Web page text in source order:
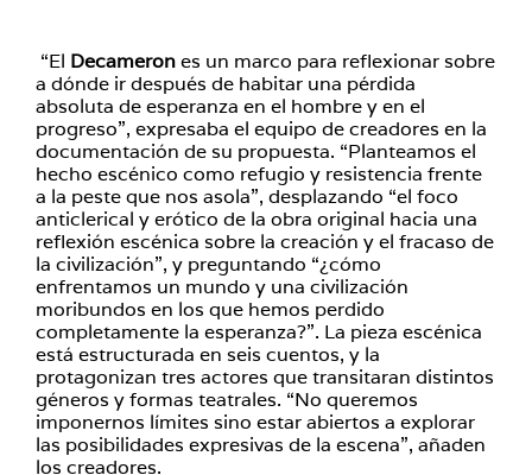
“El Decamerones un marco para reflexionar sobre
a dónde ir después de habitar una pérdida
absoluta de esperanza en el hombre y en el
progreso”, expresaba el equipo de creadores en la
documentación de su propuesta. “Planteamos el
hecho escénico como refugio y resistencia frente
a la peste que nos asola”, desplazando “el foco
anticlerical y erótico de la obra original hacia una
reflexión escénica sobre la creación y el fracaso de
la civilización”, y preguntando “¿cómo
enfrentamos un mundo y una civilización
moribundos en los que hemos perdido
completamente la esperanza?”. La pieza escénica
está estructurada en seis cuentos, y la
protagonizan tres actores que transitaran distintos
géneros y formas teatrales. “No queremos
imponernos límites sino estar abiertos a explorar
las posibilidades expresivas de la escena”, añaden
los creadores.